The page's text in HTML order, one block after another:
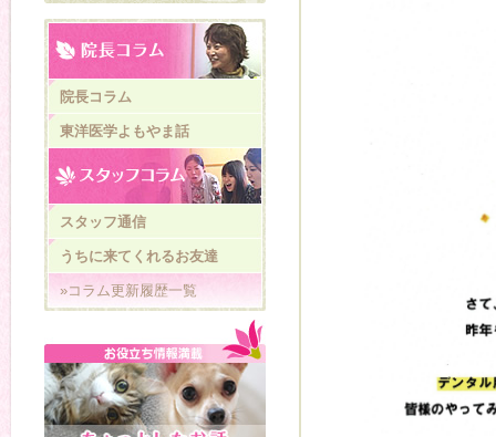
院長コラム
東洋医学よもやま話
スタッフ通信
うちに来てくれるお友達
»コラム更新履歴一覧